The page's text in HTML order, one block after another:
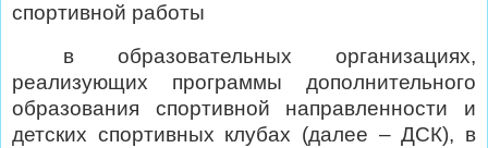
спортивной работы
в образовательных организациях,
реализующих программы дополнительного
образования спортивной направленности и
детских спортивных клубах (далее – ДСК), в